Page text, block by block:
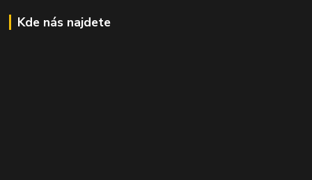
Kde nás najdete